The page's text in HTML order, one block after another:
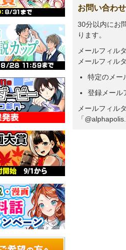
お問い合わ
30分以内にお
ります。
メールフィル
メールフィル
特定のメー
登録メール
メールフィル
「